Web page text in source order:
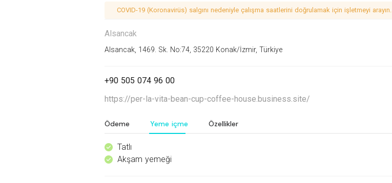
COVID-19 (Koronavirüs) salgını nedeniyle çalışma saatlerini doğrulamak için işletmeyi arayın.
Alsancak
Alsancak, 1469. Sk. No:74, 35220 Konak/İzmir, Türkiye
+90 505 074 96 00
https://per-la-vita-bean-cup-coffee-house.business.site/
Ödeme Yeme içme Özellikler
^ Tatlı
^ Akşam yemeği